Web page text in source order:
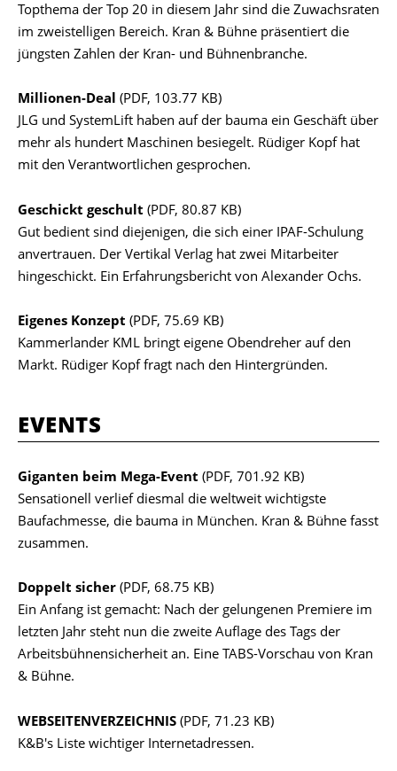
Topthema der Top 20 in diesem Jahr sind die Zuwachsraten
im zweistelligen Bereich. Kran & Bühne präsentiert die
jüngsten Zahlen der Kran- und Bühnenbranche.
Millionen-Deal (PDF, 103.77 KB)
JLG und SystemLift haben auf der bauma ein Geschäft über
mehr als hundert Maschinen besiegelt. Rüdiger Kopf hat
mit den Verantwortlichen gesprochen.
Geschickt geschult (PDF, 80.87 KB)
Gut bedient sind diejenigen, die sich einer IPAF-Schulung
anvertrauen. Der Vertikal Verlag hat zwei Mitarbeiter
hingeschickt. Ein Erfahrungsbericht von Alexander Ochs.
Eigenes Konzept (PDF, 75.69 KB)
Kammerlander KML bringt eigene Obendreher auf den
Markt. Rüdiger Kopf fragt nach den Hintergründen.
EVENTS
Giganten beim Mega-Event (PDF, 701.92 KB)
Sensationell verlief diesmal die weltweit wichtigste
Baufachmesse, die bauma in München. Kran & Bühne fasst
zusammen.
Doppelt sicher (PDF, 68.75 KB)
Ein Anfang ist gemacht: Nach der gelungenen Premiere im
letzten Jahr steht nun die zweite Auflage des Tags der
Arbeitsbühnensicherheit an. Eine TABS-Vorschau von Kran
& Bühne.
WEBSEITENVERZEICHNIS (PDF, 71.23 KB)
K&B's Liste wichtiger Internetadressen.